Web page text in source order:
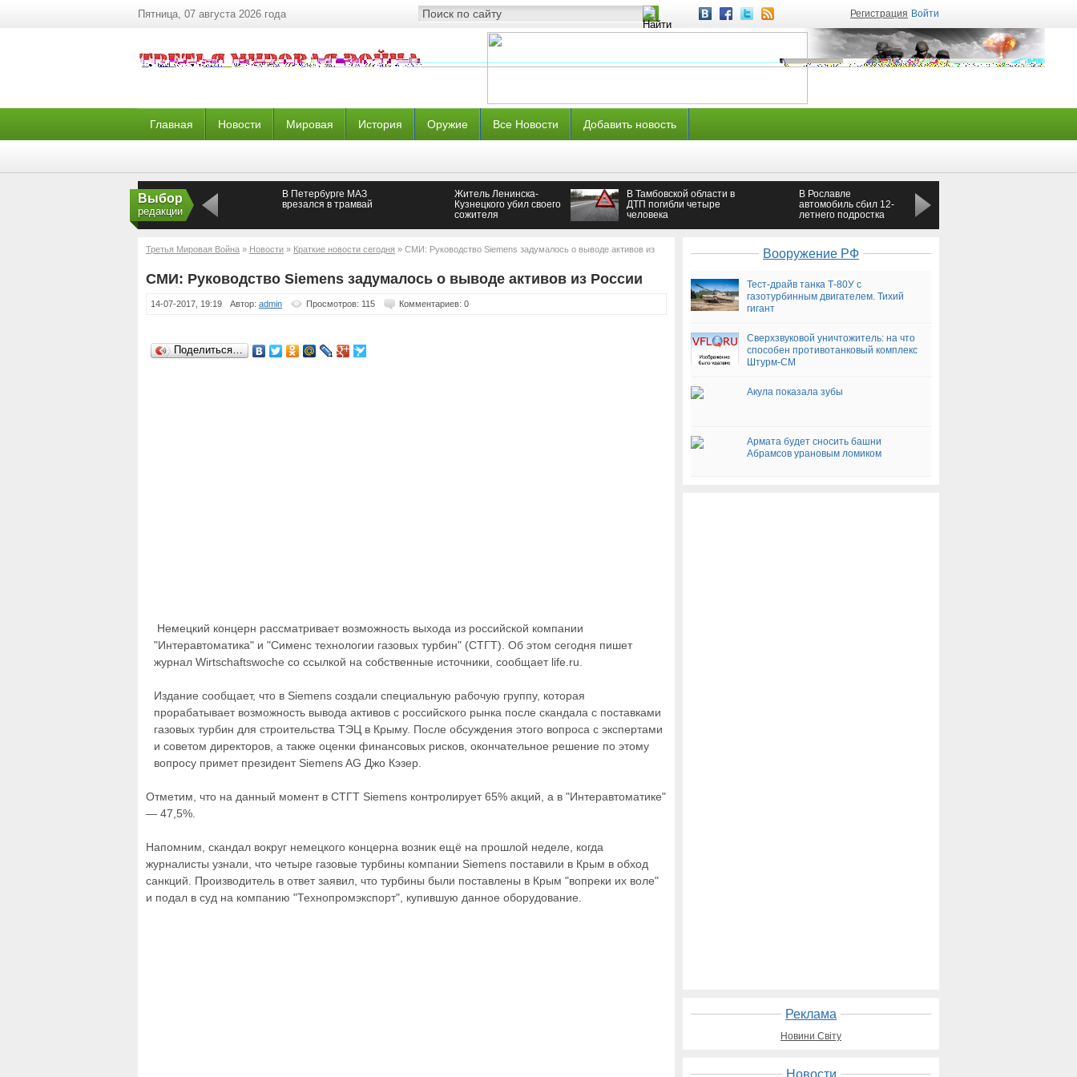
Пятница, 07 августа 2026 года Регистрация Войти
Главная Новости Мировая История Оружие Все Новости Добавить новость
Выбор
редакции
В Петербурге МАЗ
врезался в трамвай
Житель Ленинска-
Кузнецкого убил своего
сожителя
В Тамбовской области в
ДТП погибли четыре
человека
В Рославле
автомобиль сбил 12-
летнего подростка
Третья Мировая Война » Новости » Краткие новости сегодня » СМИ: Руководство Siemens задумалось о выводе активов из
России
СМИ: Руководство Siemens задумалось о выводе активов из России
14-07-2017, 19:19 Автор: admin Просмотров: 115 Комментариев: 0
Поделиться…
Немецкий концерн рассматривает возможность выхода из российской компании
"Интеравтоматика" и "Сименс технологии газовых турбин" (СТГТ). Об этом сегодня пишет
журнал Wirtschaftswoche со ссылкой на собственные источники, сообщает life.ru.
Издание сообщает, что в Siemens создали специальную рабочую группу, которая
прорабатывает возможность вывода активов с российского рынка после скандала с поставками
газовых турбин для строительства ТЭЦ в Крыму. После обсуждения этого вопроса с экспертами
и советом директоров, а также оценки финансовых рисков, окончательное решение по этому
вопросу примет президент Siemens AG Джо Кэзер.
Отметим, что на данный момент в СТГТ Siemens контролирует 65% акций, а в "Интеравтоматике"
— 47,5%.
Напомним, скандал вокруг немецкого концерна возник ещё на прошлой неделе, когда
журналисты узнали, что четыре газовые турбины компании Siemens поставили в Крым в обход
санкций. Производитель в ответ заявил, что турбины были поставлены в Крым "вопреки их воле"
и подал в суд на компанию "Технопромэкспорт", купившую данное оборудование.
Вооружение РФ
Тест-драйв танка Т-80У с
газотурбинным двигателем. Тихий
гигант
Сверхзвуковой уничтожитель: на что
способен противотанковый комплекс
Штурм-СМ
Акула показала зубы
Армата будет сносить башни
Абрамсов урановым ломиком
Реклама
Новини Світу
Новости